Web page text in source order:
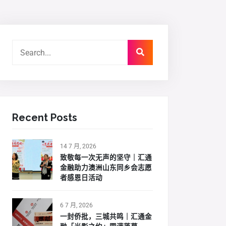
Recent Posts
14 7 月, 2026
致敬每一次无声的坚守｜汇通
金融助力澳洲山东同乡会志愿
者感恩日活动
6 7 月, 2026
一封侨批，三城共鸣｜汇通金